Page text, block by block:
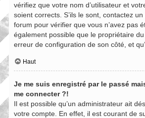
vérifiez que votre nom d’utilisateur et
soient corrects. S’ils le sont, contactez
forum pour vérifier que vous n’avez pas
également possible que le propriétaire
erreur de configuration de son côté, et
Haut
Je me suis enregistré par le passé
me connecter ?!
Il est possible qu’un administrateur ait
votre compte. En effet, il est courant de